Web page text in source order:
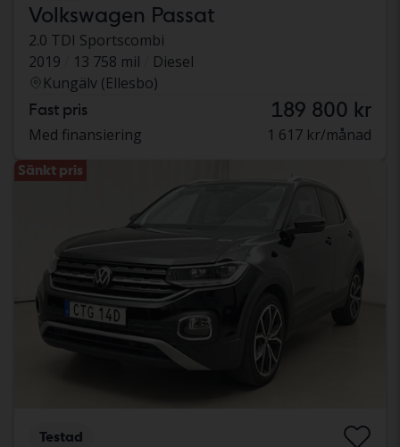
Volkswagen Passat
2.0 TDI Sportscombi
2019
13 758 mil
Diesel
Kungälv (Ellesbo)
Fast pris 189 800 kr
Med finansiering 1 617 kr/månad
Sänkt pris
Testad